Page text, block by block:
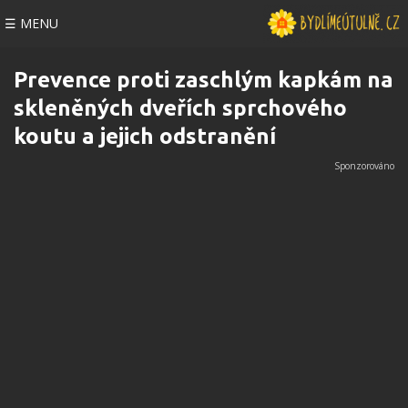
☰ MENU
Prevence proti zaschlým kapkám na
skleněných dveřích sprchového
koutu a jejich odstranění